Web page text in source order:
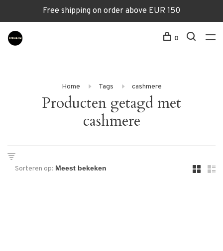
Free shipping on order above EUR 150
0
Home Tags cashmere
Producten getagd met
cashmere
Sorteren op: